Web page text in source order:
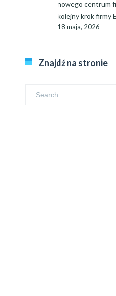
nowego centrum
kolejny krok firmy
18 maja, 2026
Znajdź na stronie